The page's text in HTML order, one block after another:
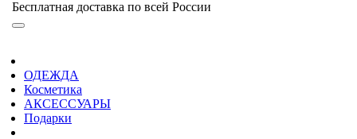
Бесплатная доставка по всей России
ОДЕЖДА
Косметика
АКСЕССУАРЫ
Подарки